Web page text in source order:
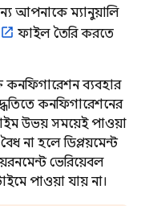
আপনাকে ম্যানুয়ালি
ফাইল তৈরি করতে
কনফিগারেশন ব্যবহার
কনফিগারেশনের
উভয় সময়েই পাওয়া
না হলে ডিপ্লয়মেন্ট
ভেরিয়েবল
পাওয়া যায় না।